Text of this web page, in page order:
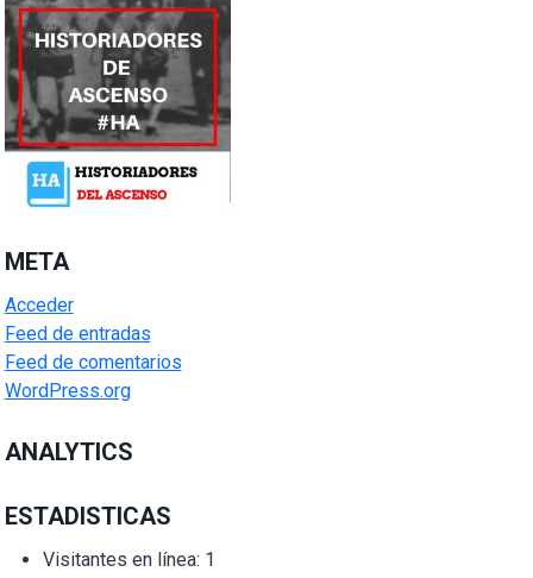
META
Acceder
Feed de entradas
Feed de comentarios
WordPress.org
ANALYTICS
ESTADISTICAS
Visitantes en línea: 1